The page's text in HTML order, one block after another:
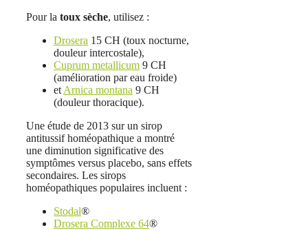
Pour la toux sèche, utilisez :
Drosera 15 CH (toux nocturne,
douleur intercostale),
Cuprum metallicum 9 CH
(amélioration par eau froide)
et Arnica montana 9 CH
(douleur thoracique).
Une étude de 2013 sur un sirop
antitussif homéopathique a montré
une diminution significative des
symptômes versus placebo, sans effets
secondaires. Les sirops
homéopathiques populaires incluent :
Stodal®
Drosera Complexe 64®